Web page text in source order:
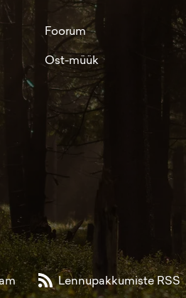
Foorum
Ost-müük
Lennupakkumiste RSS